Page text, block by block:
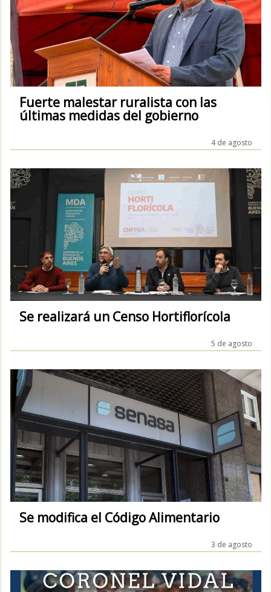
Fuerte malestar ruralista con las
últimas medidas del gobierno
4 de agosto
Se realizará un Censo Hortiflorícola
5 de agosto
Se modifica el Código Alimentario
3 de agosto